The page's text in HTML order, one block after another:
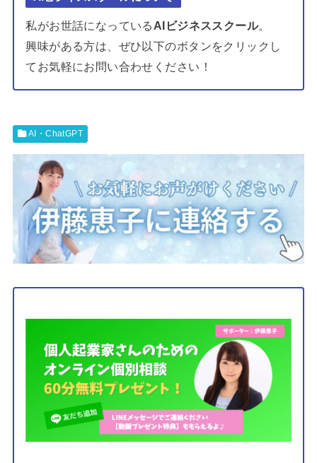
私がお世話になっている AIビジネススクール。
興味がある方は、ぜひ以下のボタンをクリックし
てお気軽にお問い合わせください！
AI・ChatGPT